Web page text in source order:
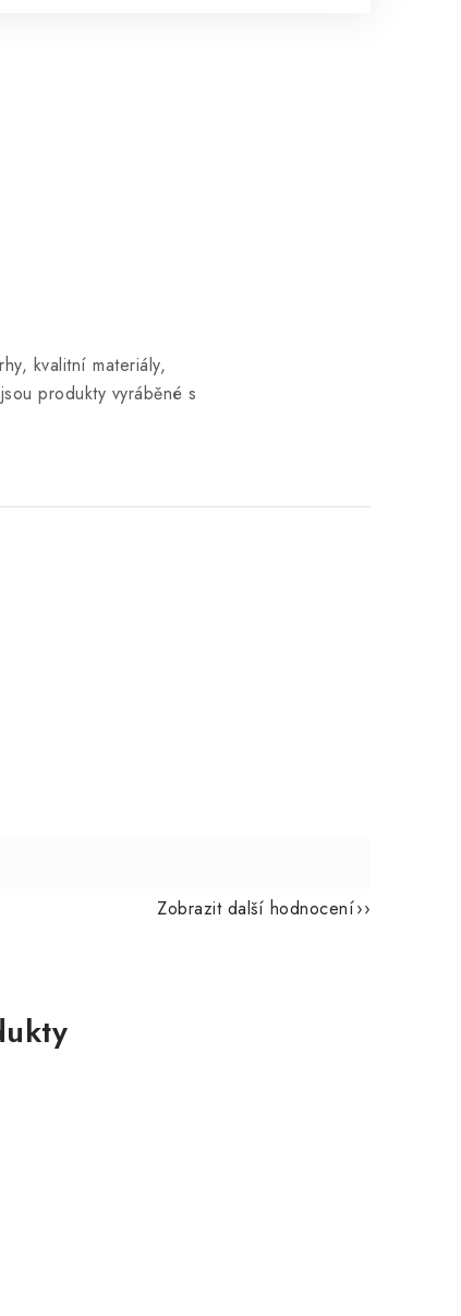
kvalitní materiály,
produkty vyráběné s
Zobrazit další hodnocení